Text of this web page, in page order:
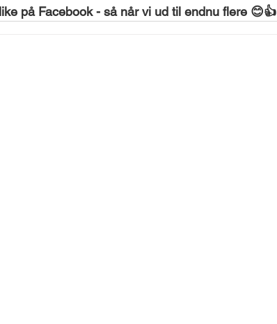
på Facebook - så når vi ud til endnu flere 😊👍